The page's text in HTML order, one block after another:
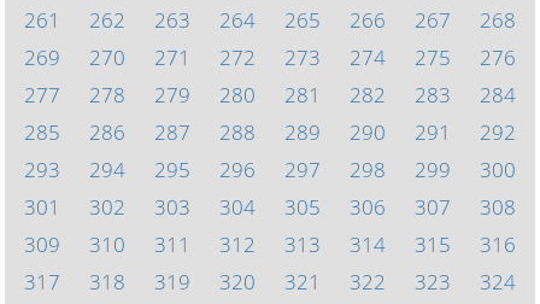
261
262 263 264 265 266 267
268
269
270 271 272 273 274 275
276
277
278 279 280 281 282 283
284
285
286 287 288 289 290 291
292
293
294 295 296 297 298 299
300
301
302 303 304 305 306 307
308
309
310 311 312 313 314 315
316
317
318 319 320 321 322 323
324